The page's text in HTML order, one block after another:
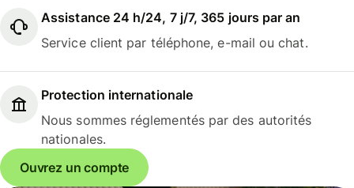
Assistance 24 h/24, 7 j/7, 365 jours par an
Service client par téléphone, e-mail ou chat.
Protection internationale
Nous sommes réglementés par des autorités
nationales.
Ouvrez un compte